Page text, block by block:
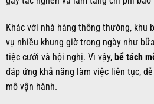
Khác với nhà hàng thông thường, khu
vụ nhiều khung giờ trong ngày như
tiệc cưới và hội nghị. Vì vậy, bể tách
đáp ứng khả năng làm việc liên tục,
mô vận hành.